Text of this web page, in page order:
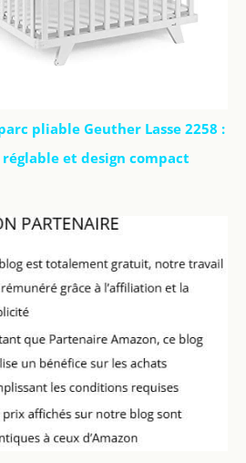
pliable Geuther Lasse 2258 :
et design compact